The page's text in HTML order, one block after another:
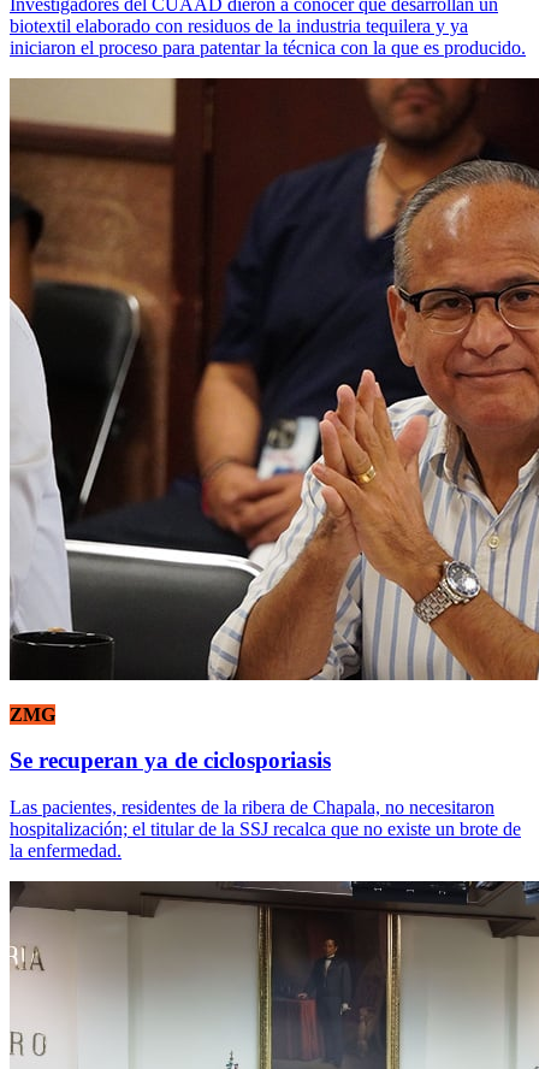
biotextil elaborado con residuos de la industria tequilera y ya
iniciaron el proceso para patentar la técnica con la que es producido.
ZMG
Se recuperan ya de ciclosporiasis
Las pacientes, residentes de la ribera de Chapala, no necesitaron
hospitalización; el titular de la SSJ recalca que no existe un brote de
la enfermedad.